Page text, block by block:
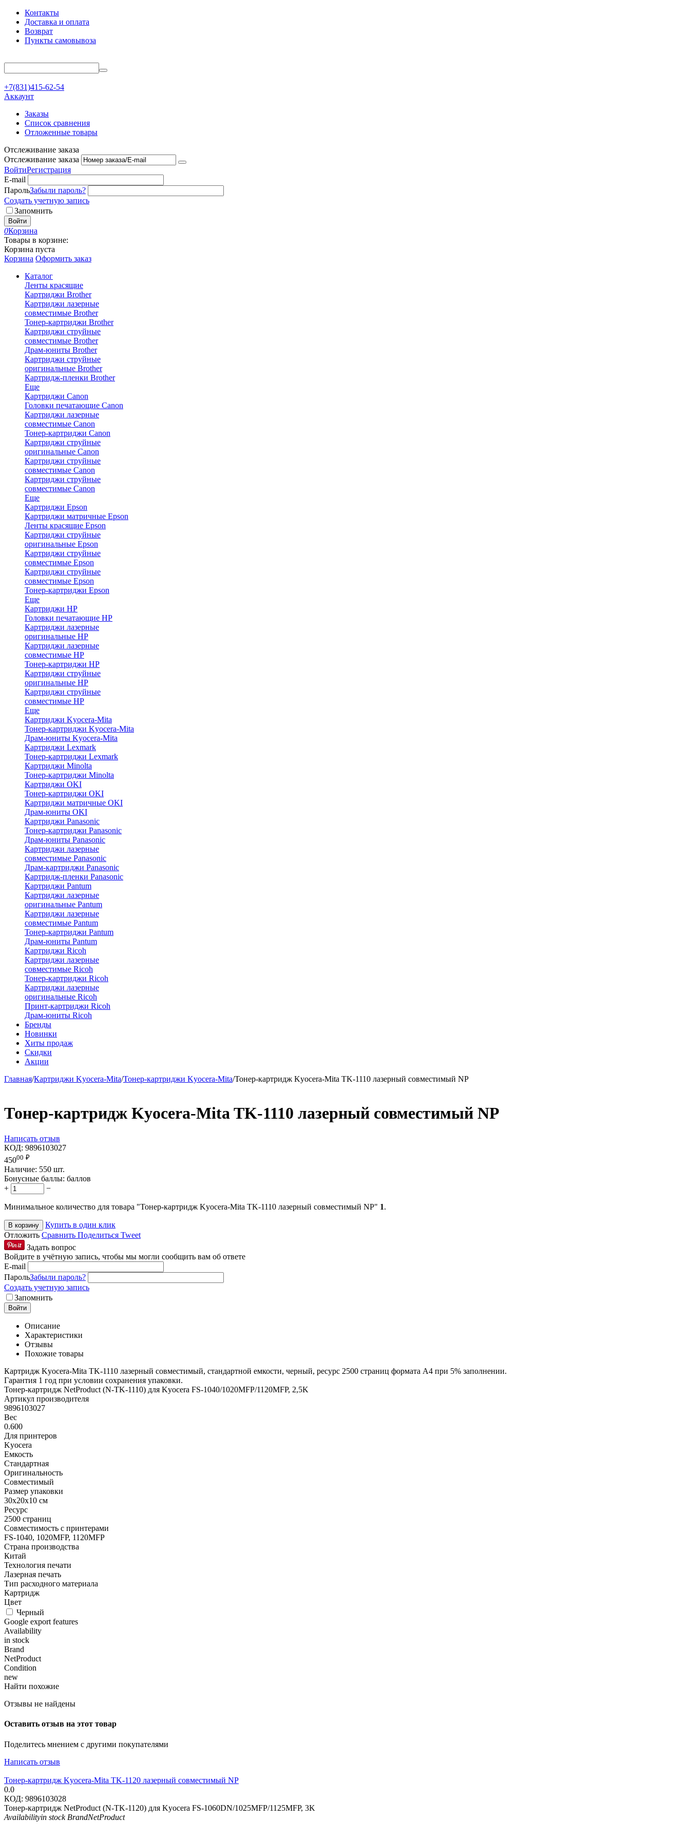
Контакты
Доставка и оплата
Возврат
Пункты самовывоза
+7(831)415-62-54
Аккаунт
Заказы
Список сравнения
Отложенные товары
Отслеживание заказа
Отслеживание заказа
ВойтиРегистрация
E-mail
ПарольЗабыли пароль?
Создать учетную запись
Запомнить
Войти
0Корзина
Товары в корзине:
Корзина пуста
Корзина Оформить заказ
Каталог
Ленты красящие
Картриджи Brother
Картриджи лазерные
совместимые Brother
Тонер-картриджи Brother
Картриджи струйные
совместимые Brother
Драм-юниты Brother
Картриджи струйные
оригинальные Brother
Картридж-пленки Brother
Еще
Картриджи Canon
Головки печатающие Canon
Картриджи лазерные
совместимые Canon
Тонер-картриджи Canon
Картриджи струйные
оригинальные Canon
Картриджи струйные
совместимые Canon
Картриджи струйные
совместимые Canon
Еще
Картриджи Epson
Картриджи матричные Epson
Ленты красящие Epson
Картриджи струйные
оригинальные Epson
Картриджи струйные
совместимые Epson
Картриджи струйные
совместимые Epson
Тонер-картриджи Epson
Еще
Картриджи HP
Головки печатающие HP
Картриджи лазерные
оригинальные HP
Картриджи лазерные
совместимые HP
Тонер-картриджи HP
Картриджи струйные
оригинальные HP
Картриджи струйные
совместимые HP
Еще
Картриджи Kyocera-Mita
Тонер-картриджи Kyocera-Mita
Драм-юниты Kyocera-Mita
Картриджи Lexmark
Тонер-картриджи Lexmark
Картриджи Minolta
Тонер-картриджи Minolta
Картриджи OKI
Тонер-картриджи OKI
Картриджи матричные OKI
Драм-юниты OKI
Картриджи Panasonic
Тонер-картриджи Panasonic
Драм-юниты Panasonic
Картриджи лазерные
совместимые Panasonic
Драм-картриджи Panasonic
Картридж-пленки Panasonic
Картриджи Pantum
Картриджи лазерные
оригинальные Pantum
Картриджи лазерные
совместимые Pantum
Тонер-картриджи Pantum
Драм-юниты Pantum
Картриджи Ricoh
Картриджи лазерные
совместимые Ricoh
Тонер-картриджи Ricoh
Картриджи лазерные
оригинальные Ricoh
Принт-картриджи Ricoh
Драм-юниты Ricoh
Бренды
Новинки
Хиты продаж
Скидки
Акции
Главная/Картриджи Kyocera-Mita/Тонер-картриджи Kyocera-Mita/Тонер-картридж Kyocera-Mita TK-1110 лазерный совместимый NP
Тонер-картридж Kyocera-Mita TK-1110 лазерный совместимый NP
Написать отзыв
КОД: 9896103027
45000 ₽
Наличие: 550 шт.
Бонусные баллы: баллов
+
−
Минимальное количество для товара "Тонер-картридж Kyocera-Mita TK-1110 лазерный совместимый NP" 1.
В корзину
Купить в один клик
Отложить Сравнить Поделиться Tweet
Задать вопрос
Войдите в учётную запись, чтобы мы могли сообщить вам об ответе
E-mail
ПарольЗабыли пароль?
Создать учетную запись
Запомнить
Войти
Описание
Характеристики
Отзывы
Похожие товары
Картридж Kyocera-Mita TK-1110 лазерный совместимый, стандартной емкости, черный, ресурс 2500 страниц формата А4 при 5% заполнении.
Гарантия 1 год при условии сохранения упаковки.
Тонер-картридж NetProduct (N-TK-1110) для Kyocera FS-1040/1020MFP/1120MFP, 2,5K
Артикул производителя
9896103027
Вес
0.600
Для принтеров
Kyocera
Емкость
Стандартная
Оригинальность
Совместимый
Размер упаковки
30x20x10 см
Ресурс
2500 страниц
Совместимость с принтерами
FS-1040, 1020MFP, 1120MFP
Страна производства
Китай
Технология печати
Лазерная печать
Тип расходного материала
Картридж
Цвет
Черный
Google export features
Availability
in stock
Brand
NetProduct
Condition
new
Найти похожие
Отзывы не найдены
Оставить отзыв на этот товар
Поделитесь мнением с другими покупателями
Написать отзыв
Тонер-картридж Kyocera-Mita TK-1120 лазерный совместимый NP
0.0
КОД: 9896103028
Тонер-картридж NetProduct (N-TK-1120) для Kyocera FS-1060DN/1025MFP/1125MFP, 3K
Availabilityin stock BrandNetProduct